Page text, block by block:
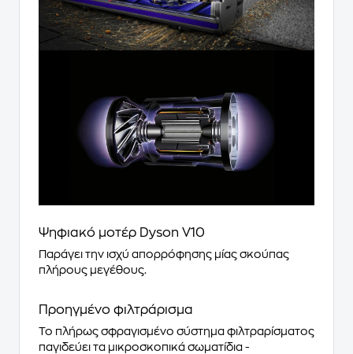
Ψηφιακό μοτέρ Dyson V10
Παράγει την ισχύ απορρόφησης μίας σκούπας
πλήρους μεγέθους.
Προηγμένο φιλτράρισμα
Το πλήρως σφραγισμένο σύστημα φιλτραρίσματος
παγιδεύει τα μικροσκοπικά σωματίδια -